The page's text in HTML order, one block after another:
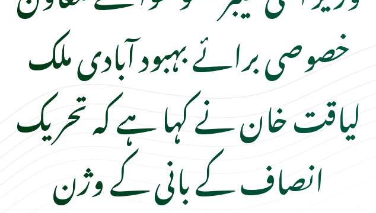
خصوصی برائے بہبود آبادی ملک
لیاقت خان نے کہا ہے کہ تحریک
انصاف کے بانی کے وژن